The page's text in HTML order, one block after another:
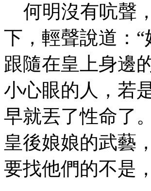
何明沒有吭聲
下，輕聲說道：
跟隨在皇上身邊
小心眼的人，若
早就丟了性命了
皇後娘娘的武藝
要找他們的不是